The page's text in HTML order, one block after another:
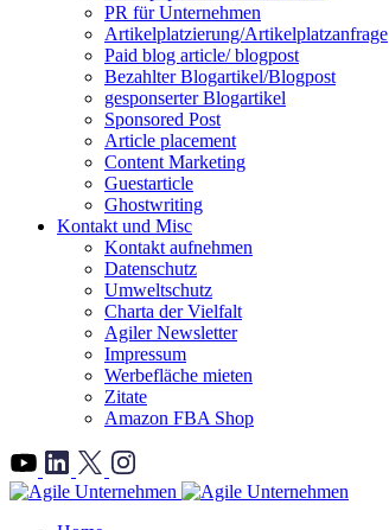
PR für Unternehmen
Artikelplatzierung/Artikelplatzanfrage
Paid blog article/ blogpost
Bezahlter Blogartikel/Blogpost
gesponserter Blogartikel
Sponsored Post
Article placement
Content Marketing
Guestarticle
Ghostwriting
Kontakt und Misc
Kontakt aufnehmen
Datenschutz
Umweltschutz
Charta der Vielfalt
Agiler Newsletter
Impressum
Werbefläche mieten
Zitate
Amazon FBA Shop
">